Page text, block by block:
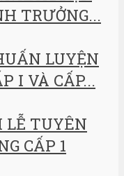
TRƯỞNG...
LUYỆN
I VÀ CẤP...
LỄ TUYÊN
CẤP 1